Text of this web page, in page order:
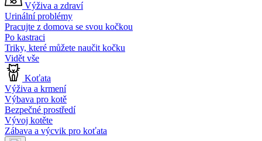
Výživa a zdraví
Urinální problémy
Pracujte z domova se svou kočkou
Po kastraci
Triky, které můžete naučit kočku
Vidět vše
Koťata
Výživa a krmení
Výbava pro kotě
Bezpečné prostředí
Vývoj kotěte
Zábava a výcvik pro koťata